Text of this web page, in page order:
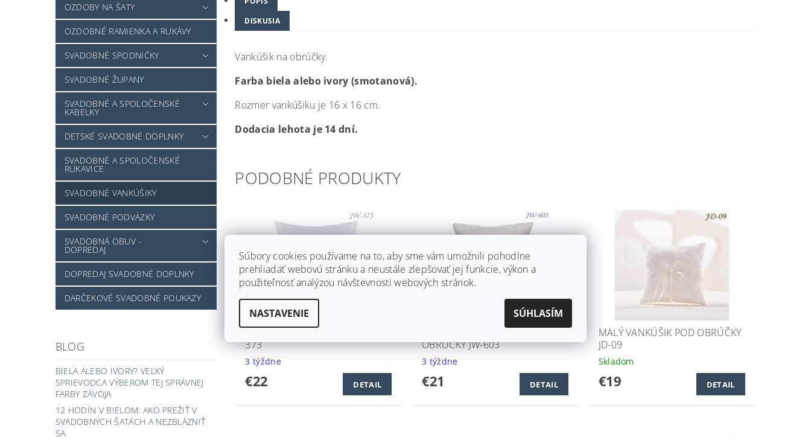
OZDOBY NA ŠATY
OZDOBNÉ RAMIENKA A RUKÁVY
SVADOBNÉ SPODNIČKY
SVADOBNÉ ŽUPANY
SVADOBNÉ A SPOLOČENSKÉ
KABELKY
DETSKÉ SVADOBNÉ DOPLNKY
SVADOBNÉ A SPOLOČENSKÉ
RUKAVICE
SVADOBNÉ VANKÚŠIKY
SVADOBNÉ PODVÄZKY
SVADOBNÁ OBUV -
DOPREDAJ
DOPREDAJ SVADOBNÉ DOPLNKY
DARČEKOVÉ SVADOBNÉ POUKAZY
BLOG
BIELA ALEBO IVORY? VEĽKÝ
SPRIEVODCA VÝBEROM TEJ SPRÁVNEJ
FARBY ZÁVOJA
12 HODÍN V BIELOM: AKO PREŽIŤ V
SVADOBNÝCH ŠATÁCH A NEZBLÁZNIŤ
SA
DISKUSIA
Vankúšik na obrúčky.
Farba biela alebo ivory (smotanová).
Rozmer vankúšiku je 16 x 16 cm.
Dodacia lehota je 14 dní.
PODOBNÉ PRODUKTY
373
3 týždne
€22 DETAIL
OBRÚČKY JW-603
3 týždne
€21 DETAIL
MALÝ VANKÚŠIK POD OBRÚČKY
JD-09
Skladom
€19 DETAIL
Súbory cookies používame na to, aby sme vám umožnili pohodlne
prehliadať webovú stránku a neustále zlepšovať jej funkcie, výkon a
použiteľnosť analýzou návštevnosti webových stránok.
NASTAVENIE SÚHLASÍM